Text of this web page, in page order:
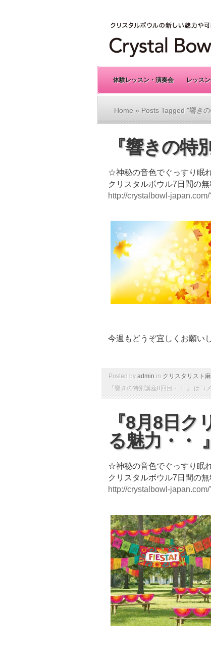
体験レッスン・演奏会 レッス
Home » Posts Tagged "響き
『響きの特
☆神秘の音色でぐっすり眠
クリスタルボウル7日間の
http://crystalbowl-
今週もどうぞ宜しくお願い
Posted by admin in クリスタリスト
『響きの特別講座8回目・・ 』 は コ
『8月8日
る魅力・・ 』
☆神秘の音色でぐっすり眠
クリスタルボウル7日間の
http://crystalbowl-